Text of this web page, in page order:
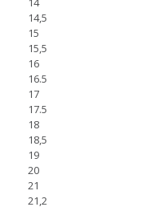
14,5
15
15,5
16
16.5
17
17.5
18
18,5
19
20
21
21,2